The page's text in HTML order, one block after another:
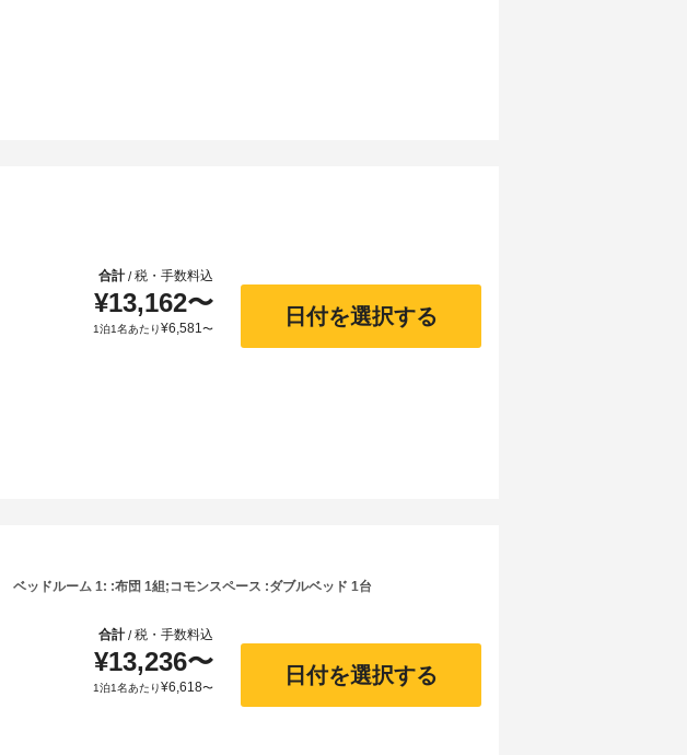
合計/税・手数料込
¥13,162〜
1泊1名あたり¥6,581〜
日付を選択する
ベッドルーム 1: :布団 1組;コモンスペース :ダブルベッド 1台
合計/税・手数料込
¥13,236〜
1泊1名あたり¥6,618〜
日付を選択する